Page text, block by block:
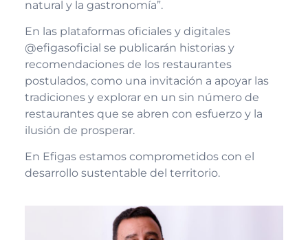
natural y la gastronomía”.
En las plataformas oficiales y digitales
@efigasoficial se publicarán historias y
recomendaciones de los restaurantes
postulados, como una invitación a apoyar las
tradiciones y explorar en un sin número de
restaurantes que se abren con esfuerzo y la
ilusión de prosperar.
En Efigas estamos comprometidos con el
desarrollo sustentable del territorio.